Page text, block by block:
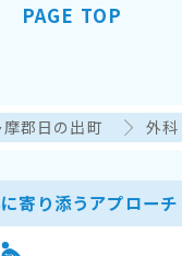
PAGE TOP
摩郡日の出町 外科
寄り添うアプローチ